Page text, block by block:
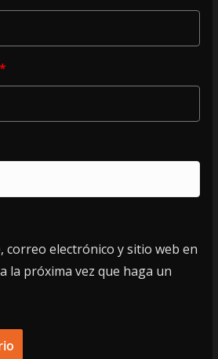
*
correo electrónico y sitio web en
la próxima vez que haga un